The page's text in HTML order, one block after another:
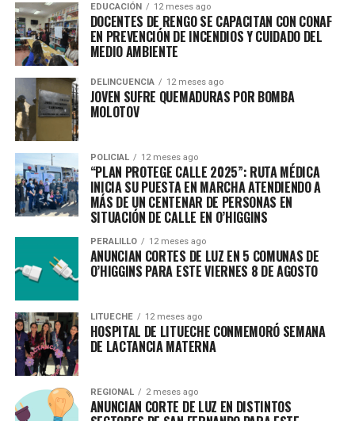
EDUCACIÓN 12 meses ago
DOCENTES DE RENGO SE CAPACITAN CON CONAF
EN PREVENCIÓN DE INCENDIOS Y CUIDADO DEL
MEDIO AMBIENTE
DELINCUENCIA 12 meses ago
JOVEN SUFRE QUEMADURAS POR BOMBA
MOLOTOV
POLICIAL 12 meses ago
“PLAN PROTEGE CALLE 2025”: RUTA MÉDICA
INICIA SU PUESTA EN MARCHA ATENDIENDO A
MÁS DE UN CENTENAR DE PERSONAS EN
SITUACIÓN DE CALLE EN O’HIGGINS
PERALILLO 12 meses ago
ANUNCIAN CORTES DE LUZ EN 5 COMUNAS DE
O’HIGGINS PARA ESTE VIERNES 8 DE AGOSTO
LITUECHE 12 meses ago
HOSPITAL DE LITUECHE CONMEMORÓ SEMANA
DE LACTANCIA MATERNA
REGIONAL 2 meses ago
ANUNCIAN CORTE DE LUZ EN DISTINTOS